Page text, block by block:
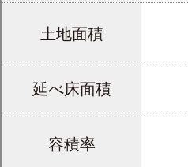
土地面積
延べ床面積
容積率